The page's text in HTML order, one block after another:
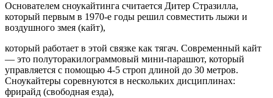
Основателем сноукайтинга считается Дитер Стразилла,
который первым в 1970-е годы решил совместить лыжи и
воздушного змея (кайт),
который работает в этой связке как тягач. Современный кайт
— это полуторакилограммовый мини-парашют, который
управляется с помощью 4-5 строп длиной до 30 метров.
Сноукайтеры соревнуются в нескольких дисциплинах:
фрирайд (свободная езда),